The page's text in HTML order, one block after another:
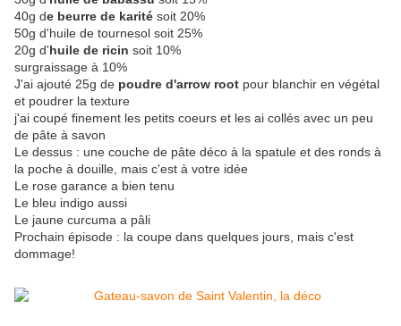
40g de beurre de karité soit 20%
50g d'huile de tournesol soit 25%
20g d'huile de ricin soit 10%
surgraissage à 10%
J'ai ajouté 25g de poudre d'arrow root pour blanchir en végétal
et poudrer la texture
j'ai coupé finement les petits coeurs et les ai collés avec un peu
de pâte à savon
Le dessus : une couche de pâte déco à la spatule et des ronds à
la poche à douille, mais c'est à votre idée
Le rose garance a bien tenu
Le bleu indigo aussi
Le jaune curcuma a pâli
Prochain épisode : la coupe dans quelques jours, mais c'est
dommage!